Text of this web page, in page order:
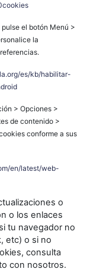
el botón Menú >
la
es/kb/habilitar-
> Opciones >
de contenido >
conforme a sus
en/latest/web-
o
o los enlaces
tu navegador no
etc) o si no
consulta
con nosotros.